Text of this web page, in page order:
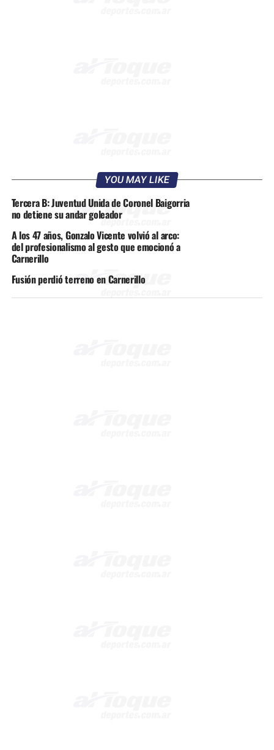
YOU MAY LIKE
Tercera B: Juventud Unida de Coronel Baigorria
no detiene su andar goleador
A los 47 años, Gonzalo Vicente volvió al arco:
del profesionalismo al gesto que emocionó a
Carnerillo
Fusión perdió terreno en Carnerillo